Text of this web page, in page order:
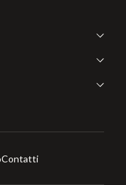
Contatti